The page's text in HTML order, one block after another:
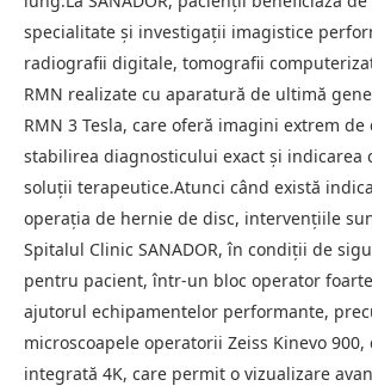
specialitate și investigații imagistice
radiografii digitale, tomografii
RMN realizate cu aparatură de ultimă
RMN 3 Tesla, care oferă imagini extrem
stabilirea diagnosticului exact și indicarea
soluții terapeutice.Atunci când există
operația de hernie de disc, intervențiile
Spitalul Clinic SANADOR, în condiții de
pentru pacient, într-un bloc operator
ajutorul echipamentelor performante,
microscoapele operatorii Zeiss Kinevo
integrată 4K, care permit o vizualizare